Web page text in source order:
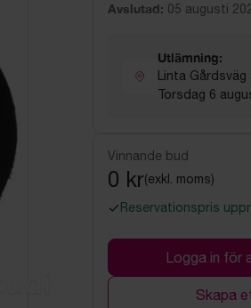
Avslutad: 05 augusti
Utlämning:
Linta
Torsdag 6
Vinnande bud
0 kr(exkl. moms)
Reservationspris
Logga in för
Skapa